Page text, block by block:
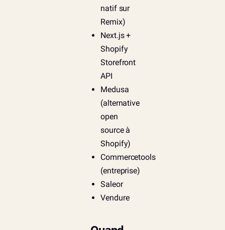
natif sur
Remix)
Next.js +
Shopify
Storefront
API
Medusa
(alternative
open
source à
Shopify)
Commercetools
(entreprise)
Saleor
Vendure